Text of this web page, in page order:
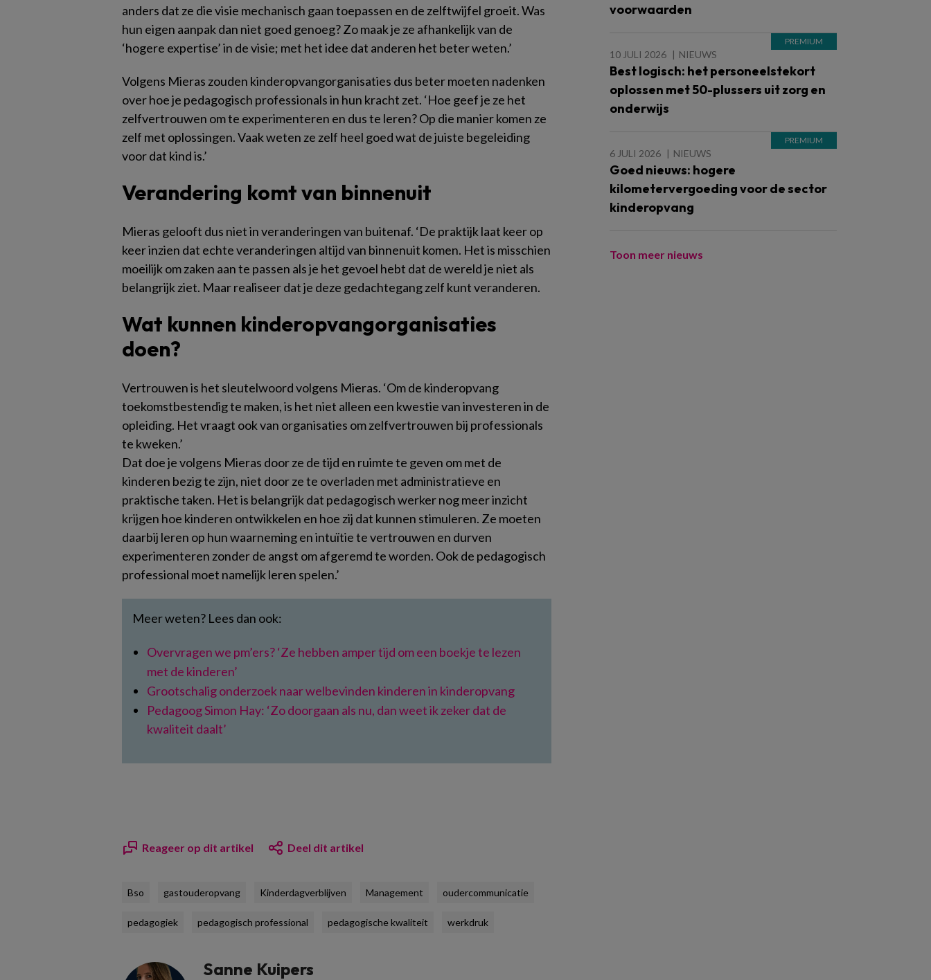
anders dat ze die visie mechanisch gaan toepassen en de zelftwijfel groeit. Was
hun eigen aanpak dan niet goed genoeg? Zo maak je ze afhankelijk van de
‘hogere expertise’ in de visie; met het idee dat anderen het beter weten.’
Volgens Mieras zouden kinderopvangorganisaties dus beter moeten nadenken
over hoe je pedagogisch professionals in hun kracht zet. ‘Hoe geef je ze het
zelfvertrouwen om te experimenteren en dus te leren? Op die manier komen ze
zelf met oplossingen. Vaak weten ze zelf heel goed wat de juiste begeleiding
voor dat kind is.’
Verandering komt van binnenuit
Mieras gelooft dus niet in veranderingen van buitenaf. ‘De praktijk laat keer op
keer inzien dat echte veranderingen altijd van binnenuit komen. Het is misschien
moeilijk om zaken aan te passen als je het gevoel hebt dat de wereld je niet als
belangrijk ziet. Maar realiseer dat je deze gedachtegang zelf kunt veranderen.
Wat kunnen kinderopvangorganisaties
doen?
Vertrouwen is het sleutelwoord volgens Mieras. ‘Om de kinderopvang
toekomstbestendig te maken, is het niet alleen een kwestie van investeren in de
opleiding. Het vraagt ook van organisaties om zelfvertrouwen bij professionals
te kweken.’
Dat doe je volgens Mieras door ze de tijd en ruimte te geven om met de
kinderen bezig te zijn, niet door ze te overladen met administratieve en
praktische taken. Het is belangrijk dat pedagogisch werker nog meer inzicht
krijgen hoe kinderen ontwikkelen en hoe zij dat kunnen stimuleren. Ze moeten
daarbij leren op hun waarneming en intuïtie te vertrouwen en durven
experimenteren zonder de angst om afgeremd te worden. Ook de pedagogisch
professional moet namelijk leren spelen.’
Meer weten? Lees dan ook:
Overvragen we pm’ers? ‘Ze hebben amper tijd om een boekje te lezen
met de kinderen’
Grootschalig onderzoek naar welbevinden kinderen in kinderopvang
Pedagoog Simon Hay: ‘Zo doorgaan als nu, dan weet ik zeker dat de
kwaliteit daalt’
Reageer op dit artikel Deel dit artikel
Bso gastouderopvang Kinderdagverblijven Management oudercommunicatie
pedagogiek pedagogisch professional pedagogische kwaliteit werkdruk
Sanne Kuipers
voorwaarden
10 JULI 2026 NIEUWS
Best logisch: het personeelstekort
oplossen met 50-plussers uit zorg en
onderwijs
6 JULI 2026 NIEUWS
Goed nieuws: hogere
kilometervergoeding voor de sector
kinderopvang
Toon meer nieuws